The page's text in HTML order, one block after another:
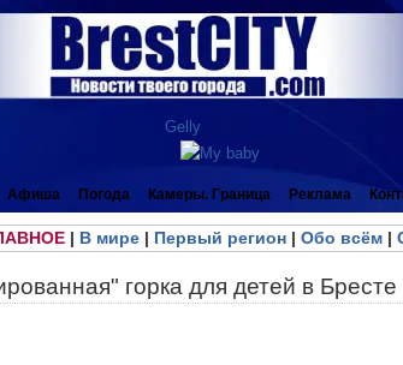
Афиша Погода Камеры. Граница Реклама
| В мире| Первый регион| Обо всём|
горка для детей в Бресте